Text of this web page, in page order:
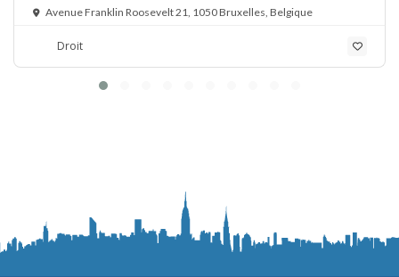
Avenue Franklin Roosevelt 21, 1050 Bruxelles, Belgique
Droit